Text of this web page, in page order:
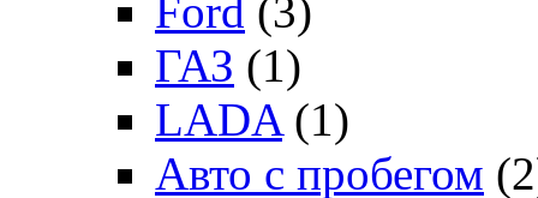
Ford (3)
ГАЗ (1)
LADA (1)
Авто с пробегом